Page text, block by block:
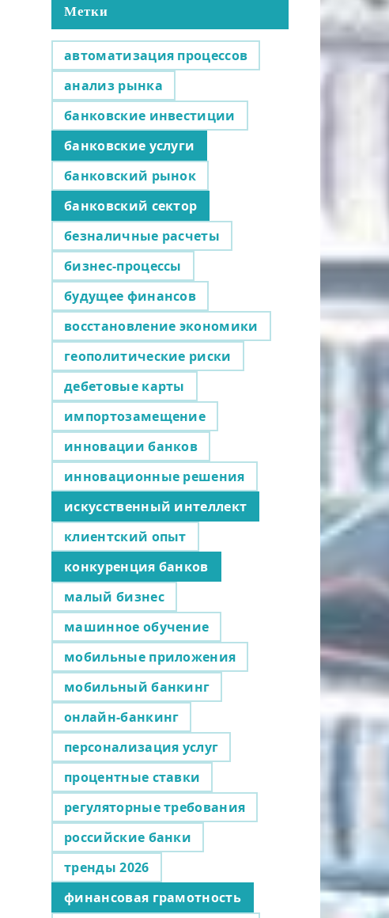
Метки
автоматизация процессов
анализ рынка
банковские инвестиции
банковские услуги
банковский рынок
банковский сектор
безналичные расчеты
бизнес-процессы
будущее финансов
восстановление экономики
геополитические риски
дебетовые карты
импортозамещение
инновации банков
инновационные решения
искусственный интеллект
клиентский опыт
конкуренция банков
малый бизнес
машинное обучение
мобильные приложения
мобильный банкинг
онлайн-банкинг
персонализация услуг
процентные ставки
регуляторные требования
российские банки
тренды 2026
финансовая грамотность